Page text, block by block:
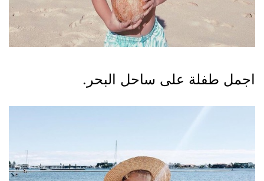
اجمل طفلة على ساحل البحر.